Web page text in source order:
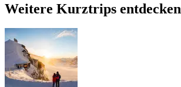
Weitere Kurztrips entdecken